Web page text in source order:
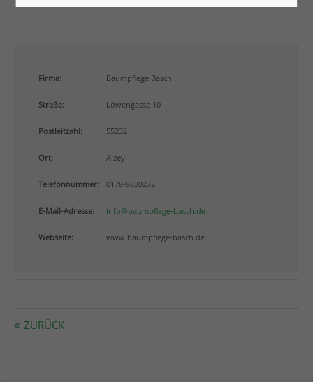
info@yourdomain.com
About us
Lorem ipsum dolor sit amet, consectetuer adipiscing
elit.
Aenean commodo ligula eget dolor. Aenean massa.
parturient montes, nascetur ridiculus mus. Donec
Firma: Baumpflege Basch
Straße: Löwengasse 10
Postleitzahl: 55232
Ort: Alzey
Telefonnummer: 0178-8830272
E-Mail-Adresse: info@baumpflege-basch.de
Webseite: www.baumpflege-basch.de
ZURÜCK